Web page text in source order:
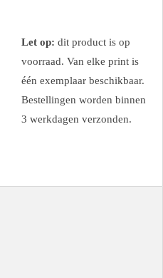
Let op: dit product is op
voorraad. Van elke print is
één exemplaar beschikbaar.
Bestellingen worden binnen
3 werkdagen verzonden.